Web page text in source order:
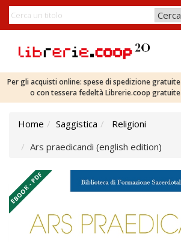
Per gli acquisti online: spese di spedizione
o con tessera fedeltà Librerie.coop
Home Saggistica
Religioni
Ars praedicandi (english edition)
EBOOK - PDF